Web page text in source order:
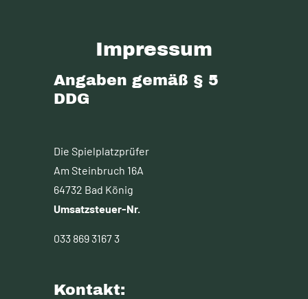
Impressum
Angaben gemäß § 5
DDG
Die Spielplatzprüfer
Am Steinbruch 16A
64732 Bad König
Umsatzsteuer-Nr.
033 869 3167 3
Kontakt: